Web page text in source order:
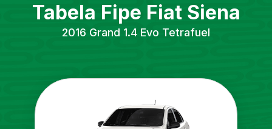
Tabela Fipe Fiat Siena
2016 Grand 1.4 Evo Tetrafuel